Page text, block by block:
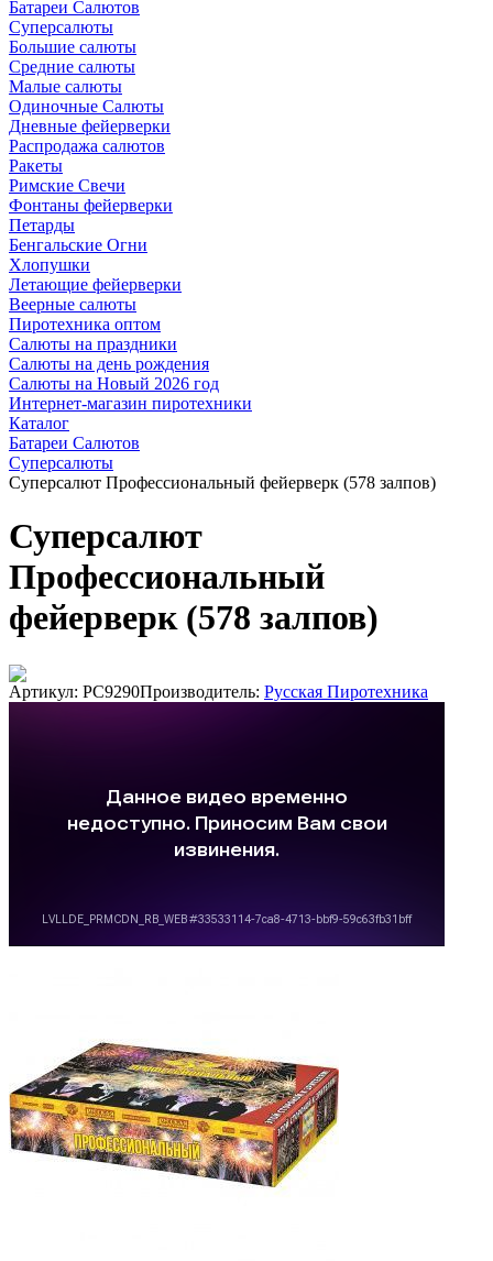
Батареи Салютов
Суперсалюты
Большие салюты
Средние салюты
Малые салюты
Одиночные Салюты
Дневные фейерверки
Распродажа салютов
Ракеты
Римские Свечи
Фонтаны фейерверки
Петарды
Бенгальские Огни
Хлопушки
Летающие фейерверки
Веерные салюты
Пиротехника оптом
Салюты на праздники
Салюты на день рождения
Салюты на Новый 2026 год
Интернет-магазин пиротехники
Каталог
Батареи Салютов
Суперсалюты
Суперсалют Профессиональный фейерверк (578 залпов)
Суперсалют
Профессиональный
фейерверк (578 залпов)
Артикул: РС9290Производитель: Русская Пиротехника